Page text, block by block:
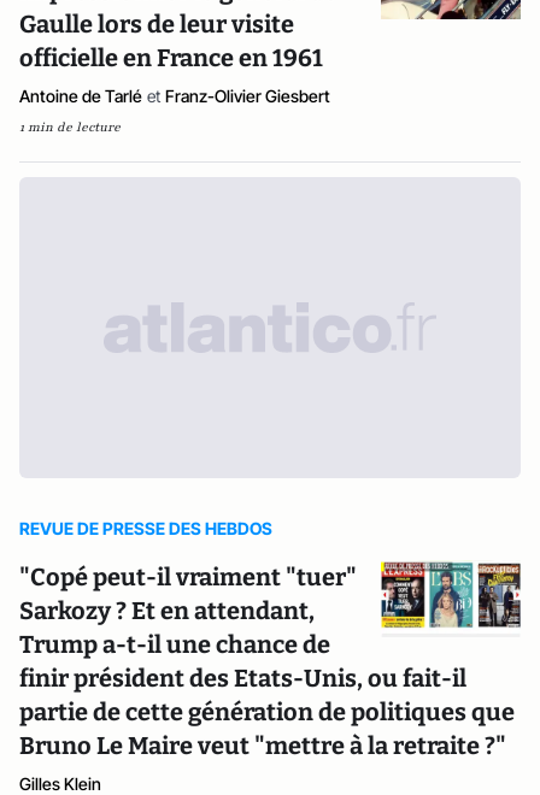
Gaulle lors de leur visite
officielle en France en 1961
Antoine de Tarlé et Franz-Olivier Giesbert
1 min de lecture
REVUE DE PRESSE DES HEBDOS
"Copé peut-il vraiment "tuer"
Sarkozy ? Et en attendant,
Trump a-t-il une chance de
finir président des Etats-Unis, ou fait-il
partie de cette génération de politiques que
Bruno Le Maire veut "mettre à la retraite ?"
Gilles Klein